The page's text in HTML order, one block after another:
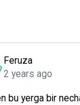
Feruza
2 years ago
bu yerga bir